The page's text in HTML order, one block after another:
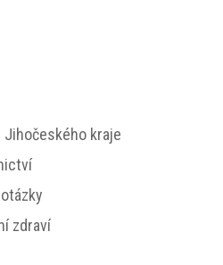
kraje
zdraví